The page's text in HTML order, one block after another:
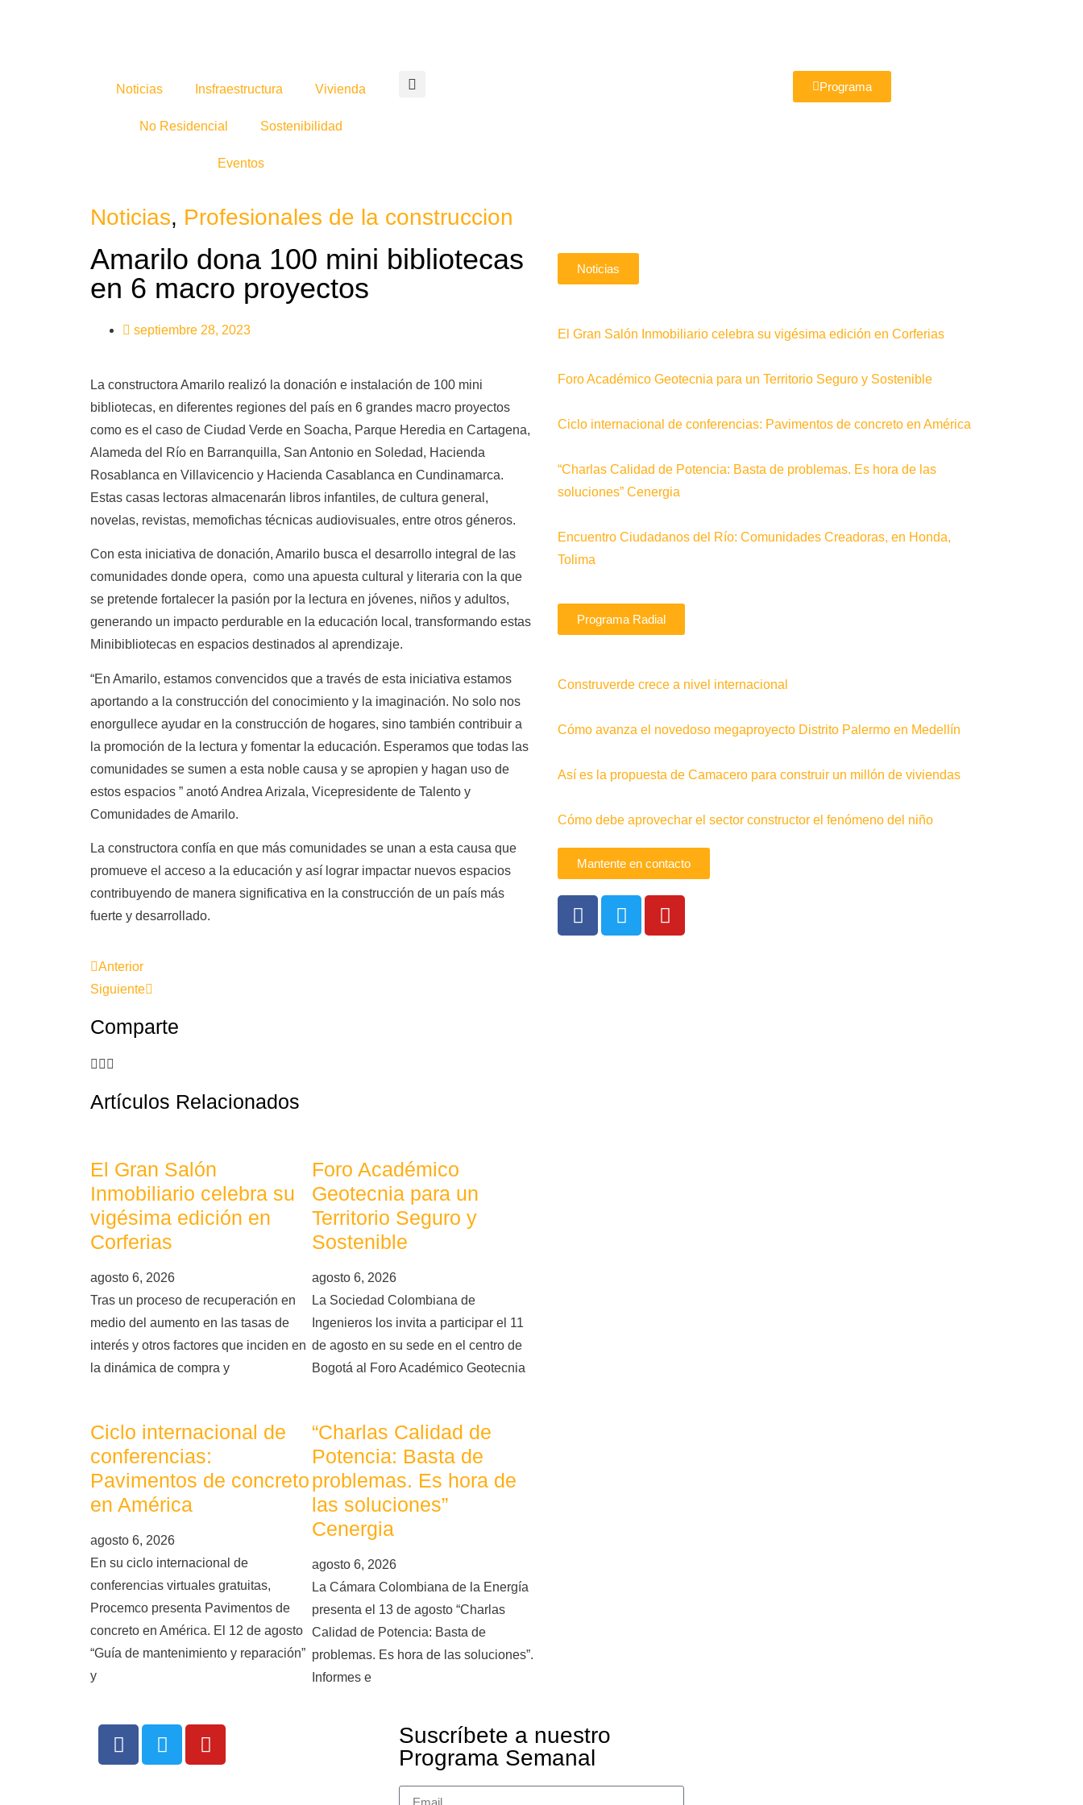
Noticias Insfraestructura Vivienda
No Residencial Sostenibilidad
Eventos
Programa
Noticias, Profesionales de la construccion
Amarilo dona 100 mini bibliotecas
en 6 macro proyectos
septiembre 28, 2023
La constructora Amarilo realizó la donación e instalación de 100 mini
bibliotecas, en diferentes regiones del país en 6 grandes macro proyectos
como es el caso de Ciudad Verde en Soacha, Parque Heredia en Cartagena,
Alameda del Río en Barranquilla, San Antonio en Soledad, Hacienda
Rosablanca en Villavicencio y Hacienda Casablanca en Cundinamarca.
Estas casas lectoras almacenarán libros infantiles, de cultura general,
novelas, revistas, memofichas técnicas audiovisuales, entre otros géneros.
Con esta iniciativa de donación, Amarilo busca el desarrollo integral de las
comunidades donde opera, como una apuesta cultural y literaria con la que
se pretende fortalecer la pasión por la lectura en jóvenes, niños y adultos,
generando un impacto perdurable en la educación local, transformando estas
Minibibliotecas en espacios destinados al aprendizaje.
“En Amarilo, estamos convencidos que a través de esta iniciativa estamos
aportando a la construcción del conocimiento y la imaginación. No solo nos
enorgullece ayudar en la construcción de hogares, sino también contribuir a
la promoción de la lectura y fomentar la educación. Esperamos que todas las
comunidades se sumen a esta noble causa y se apropien y hagan uso de
estos espacios ” anotó Andrea Arizala, Vicepresidente de Talento y
Comunidades de Amarilo.
La constructora confía en que más comunidades se unan a esta causa que
promueve el acceso a la educación y así lograr impactar nuevos espacios
contribuyendo de manera significativa en la construcción de un país más
fuerte y desarrollado.
Anterior
Siguiente
Comparte
Artículos Relacionados
El Gran Salón
Inmobiliario celebra su
vigésima edición en
Corferias
agosto 6, 2026
Tras un proceso de recuperación en
medio del aumento en las tasas de
interés y otros factores que inciden en
la dinámica de compra y
Foro Académico
Geotecnia para un
Territorio Seguro y
Sostenible
agosto 6, 2026
La Sociedad Colombiana de
Ingenieros los invita a participar el 11
de agosto en su sede en el centro de
Bogotá al Foro Académico Geotecnia
Ciclo internacional de
conferencias:
Pavimentos de concreto
en América
agosto 6, 2026
En su ciclo internacional de
conferencias virtuales gratuitas,
Procemco presenta Pavimentos de
concreto en América. El 12 de agosto
“Guía de mantenimiento y reparación”
y
“Charlas Calidad de
Potencia: Basta de
problemas. Es hora de
las soluciones”
Cenergia
agosto 6, 2026
La Cámara Colombiana de la Energía
presenta el 13 de agosto “Charlas
Calidad de Potencia: Basta de
problemas. Es hora de las soluciones”.
Informes e
Noticias
El Gran Salón Inmobiliario celebra su vigésima edición en Corferias
Foro Académico Geotecnia para un Territorio Seguro y Sostenible
Ciclo internacional de conferencias: Pavimentos de concreto en América
“Charlas Calidad de Potencia: Basta de problemas. Es hora de las
soluciones” Cenergia
Encuentro Ciudadanos del Río: Comunidades Creadoras, en Honda,
Tolima
Programa Radial
Construverde crece a nivel internacional
Cómo avanza el novedoso megaproyecto Distrito Palermo en Medellín
Así es la propuesta de Camacero para construir un millón de viviendas
Cómo debe aprovechar el sector constructor el fenómeno del niño
Mantente en contacto
Suscríbete a nuestro
Programa Semanal